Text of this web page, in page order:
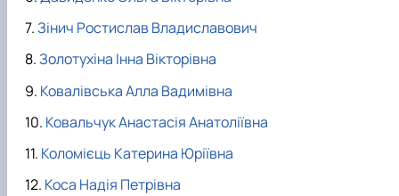
Зінич Ростислав Владиславович
Золотухіна Інна Вікторівна
Ковалівська Алла Вадимівна
Ковальчук Анастасія Анатоліївна
Коломієць Катерина Юріївна
Коса Надія Петрівна